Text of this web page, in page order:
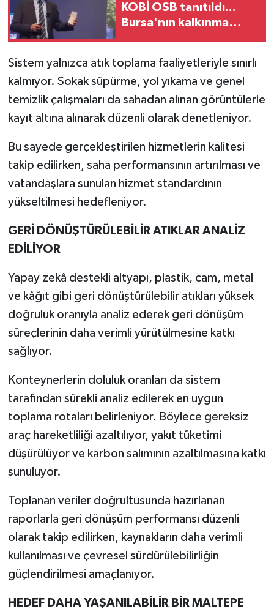
KOBİ OSB tanıtıldı...
Bursa'nın kalkınma
Sistem yalnızca atık toplama faaliyetleriyle sınırlı
kalmıyor. Sokak süpürme, yol yıkama ve genel
temizlik çalışmaları da sahadan alınan görüntülerle
kayıt altına alınarak düzenli olarak denetleniyor.
Bu sayede gerçekleştirilen hizmetlerin kalitesi
takip edilirken, saha performansının artırılması ve
vatandaşlara sunulan hizmet standardının
yükseltilmesi hedefleniyor.
GERİ DÖNÜŞTÜRÜLEBİLİR ATIKLAR ANALİZ
EDİLİYOR
Yapay zekâ destekli altyapı, plastik, cam, metal
ve kâğıt gibi geri dönüştürülebilir atıkları yüksek
doğruluk oranıyla analiz ederek geri dönüşüm
süreçlerinin daha verimli yürütülmesine katkı
sağlıyor.
Konteynerlerin doluluk oranları da sistem
tarafından sürekli analiz edilerek en uygun
toplama rotaları belirleniyor. Böylece gereksiz
araç hareketliliği azaltılıyor, yakıt tüketimi
düşürülüyor ve karbon salımının azaltılmasına katkı
sunuluyor.
Toplanan veriler doğrultusunda hazırlanan
raporlarla geri dönüşüm performansı düzenli
olarak takip edilirken, kaynakların daha verimli
kullanılması ve çevresel sürdürülebilirliğin
güçlendirilmesi amaçlanıyor.
HEDEF DAHA YAŞANILABİLİR BİR MALTEPE